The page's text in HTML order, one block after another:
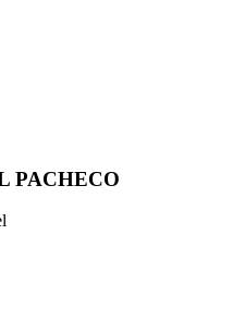
PACHECO